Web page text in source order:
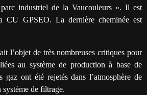
industriel de la Vaucouleurs ». Il est
CU GPSEO. La dernière cheminée est
de très nombreuses critiques pour
au système de production à base de
gaz ont été rejetés dans l’atmosphère de
système de filtrage.